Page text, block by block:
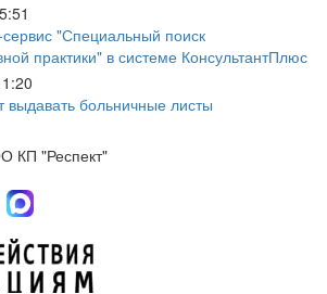
"Специальный поиск
практики" в системе КонсультантПлюс
выдавать больничные листы
КП "Респект"